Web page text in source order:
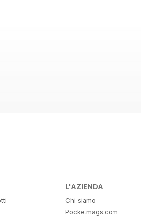
L'AZIENDA
Chi siamo
Pocketmags.com